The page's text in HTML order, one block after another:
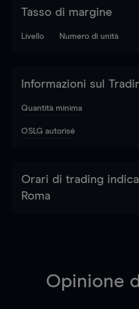
Tasso di margine
Livello Numero di unità
Informazioni sul
Quantità minima
OSLG autorisé
Orari di trading
Roma
Opinione